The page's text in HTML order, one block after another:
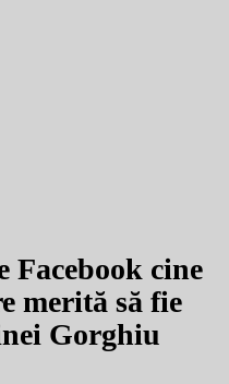
Facebook cine
merită să fie
Gorghiu